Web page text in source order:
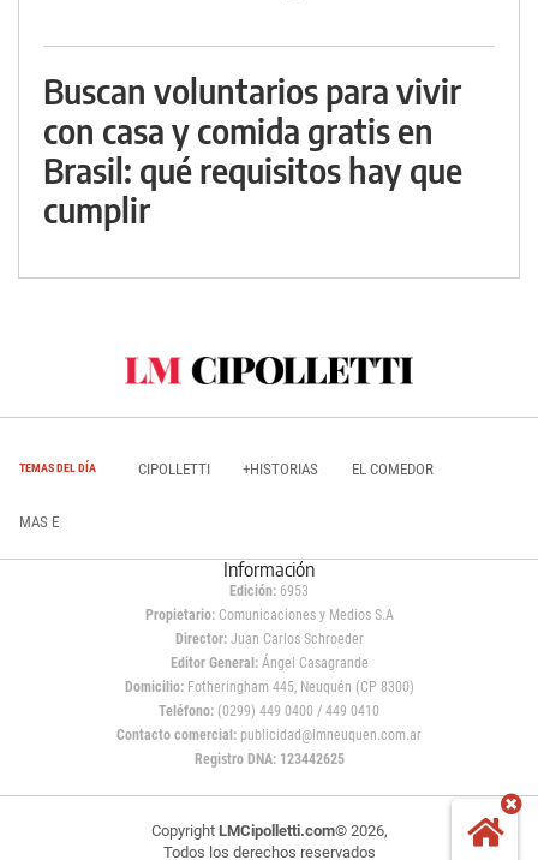
Buscan voluntarios para vivir
con casa y comida gratis en
Brasil: qué requisitos hay que
cumplir
TEMAS DEL DÍA CIPOLLETTI +HISTORIAS EL COMEDOR
MAS E
Información
Edición: 6953
Propietario:Comunicaciones y Medios S.A
Director: Juan Carlos Schroeder
Editor General:Ángel Casagrande
Domicilio:Fotheringham 445, Neuquén (CP 8300)
Teléfono: (0299) 449 0400 / 449 0410
Contacto comercial: publicidad@lmneuquen.com.ar
Registro DNA: 123442625
Copyright LMCipolletti.com© 2026,
Todos los derechos reservados